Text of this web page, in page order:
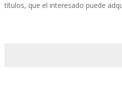
títulos, que el interesado puede